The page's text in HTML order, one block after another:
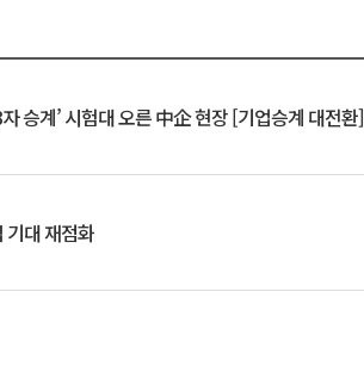
승계’ 시험대 오른 中企 현장 [기업승계 대전환]
대 재점화